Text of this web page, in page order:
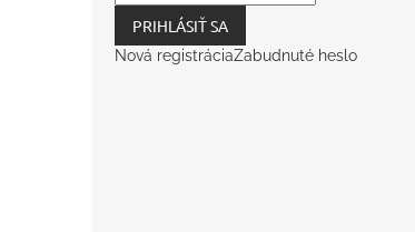
PRIHLÁSIŤ SA
Nová registráciaZabudnuté heslo